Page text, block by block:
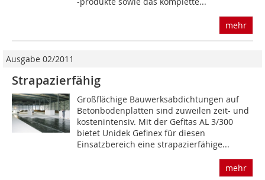
mehr
Ausgabe 02/2011
Strapazierfähig
Großflächige Bauwerksabdichtungen auf
Betonbodenplatten sind zuweilen zeit- und
kostenintensiv. Mit der Gefitas AL 3/300
bietet Unidek Gefinex für diesen
Einsatzbereich eine strapazierfähige...
mehr